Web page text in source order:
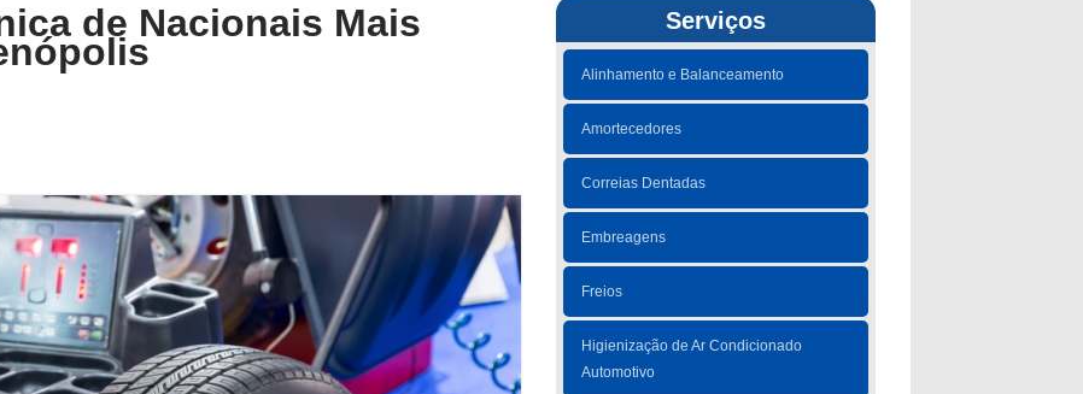
Serviços
Alinhamento e Balanceamento
Amortecedores
Correias Dentadas
Embreagens
Freios
Higienização de Ar Condicionado
Automotivo
de Nacionais Mais